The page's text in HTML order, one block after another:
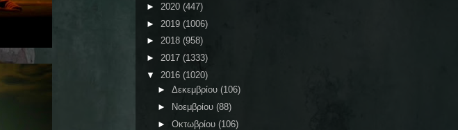
► 2020 (447)
► 2019 (1006)
► 2018 (958)
► 2017 (1333)
▼ 2016 (1020)
► Δεκεμβρίου (106)
►
Νοεμβρίου (88)
► Οκτωβρίου (106)